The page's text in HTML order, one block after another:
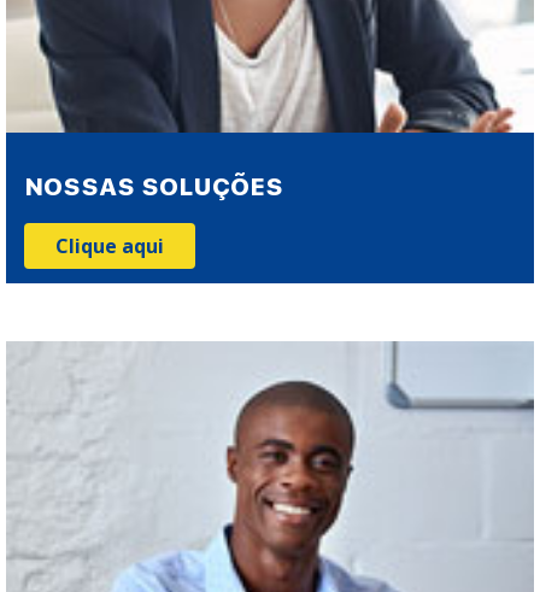
NOSSAS SOLUÇÕES
Clique aqui